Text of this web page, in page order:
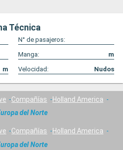
Técnica
N° de pasajeros:
Manga:
m
m Velocidad: Nudos
Compañías
Holland America
del Norte
Compañías
Holland America
del Norte